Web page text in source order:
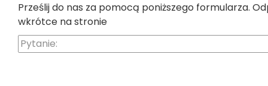
DRON
KREDYTOWANIE
Prześlij do nas za pomocą poniższego formularza.
wkrótce na stronie